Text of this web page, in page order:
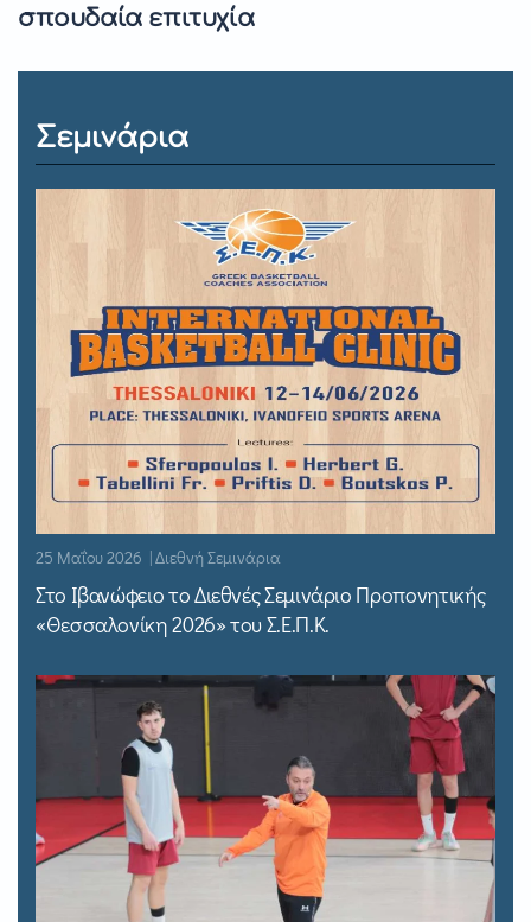
σπουδαία επιτυχία
Σεμινάρια
25 Μαΐου 2026 | Διεθνή Σεμινάρια
Στο Ιβανώφειο το Διεθνές Σεμινάριο Προπονητικής
«Θεσσαλονίκη 2026» του Σ.Ε.Π.Κ.